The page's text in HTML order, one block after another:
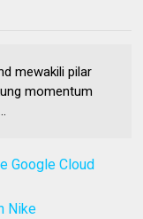
mewakili pilar
momentum
Google Cloud
Nike